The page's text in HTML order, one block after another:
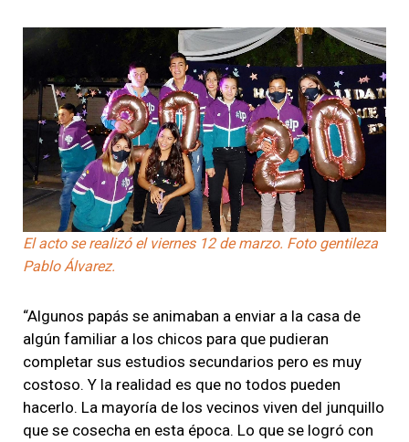
El acto se realizó el viernes 12 de marzo. Foto gentileza
Pablo Álvarez.
“Algunos papás se animaban a enviar a la casa de
algún familiar a los chicos para que pudieran
completar sus estudios secundarios pero es muy
costoso. Y la realidad es que no todos pueden
hacerlo. La mayoría de los vecinos viven del junquillo
que se cosecha en esta época. Lo que se logró con